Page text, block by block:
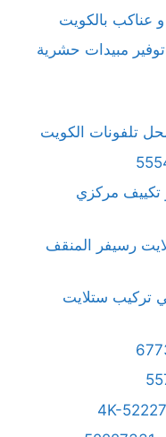
بالكويت
مبيدات حشرية
تلفونات الكويت
تكييف مركزي
رسيفر المنقف
تركيب ستلايت